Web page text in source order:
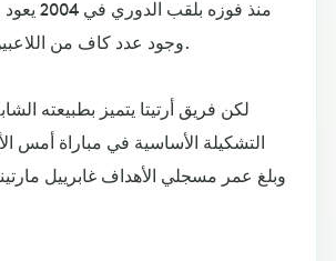
منذ فوزه
وجود عدد كاف من اللاعبين أصحاب الخبرة.
لكن فريق أرتيتا يتميز بطبيعته
وبلغ عمر مسجلي الأهداف غابرييل